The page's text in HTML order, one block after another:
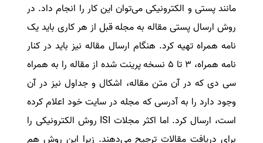
مانند پستی و الکترونیکی می‌توان این کار را انجام داد. در
روش ارسال پستی مقاله به مجله قبل از هر کاری باید یک
نامه همراه تهیه کرد. هنگام ارسال مقاله نیز باید در کنار
نامه همراه، ۳ تا ۵ نسخه پرینت شده از مقاله را به همراه
سی دی که در آن متن مقاله، اشکال و جداول نیز در آن
وجود دارد را به آدرسی که مجله در سایت خود اعلام کرده
است، ارسال کرد. اما اکثر مجلات ISI روش الکترونیکی را
برای دریافت مقالات ترجیح می‌دهند. زیرا این روش هم